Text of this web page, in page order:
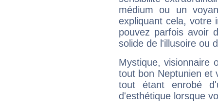
médium ou un
expliquant cela, votre
pouvez parfois avoir
solide de l'illusoire ou
Mystique, visionnaire
tout bon Neptunien et
tout étant enrobé
d'esthétique lorsque